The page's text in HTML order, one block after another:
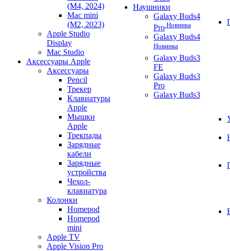
(M4, 2024)
Mac mini
(M2, 2023)
Apple Studio
Display
Mac Studio
Аксессуары Apple
Аксессуары
Pencil
Трекер
Клавиатуры
Apple
Мышки
Apple
Трекпады
Зарядные
кабели
Зарядные
устройства
Чехол-
клавиатура
Колонки
Homepod
Homepod
mini
Apple TV
Apple Vision Pro
Наушники
Galaxy Buds4
Pro Новинка
Galaxy Buds4
Новинка
Galaxy Buds3
FE
Galaxy Buds3
Pro
Galaxy Buds3